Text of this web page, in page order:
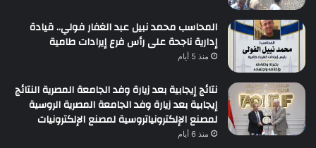
المحاسب محمد نبيل عبد الغفار فولي.. قيادة
إدارية ناجحة على رأس فرع إيرادات طامية
منذ 5 أيام
نتائج إيجابية بعد زيارة وفد الجامعة المصرية النتائج
إيجابية بعد زيارة وفد الجامعة المصرية الروسية
لمصنع الإلكترونياتروسية لمصنع الإلكترونيات
منذ 6 أيام